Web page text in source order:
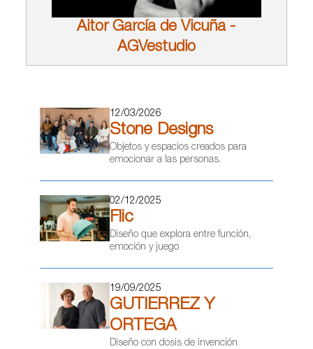
Aitor García de Vicuña -
AGVestudio
12/03/2026
Stone Designs
Objetos y espacios creados para
emocionar a las personas.
02/12/2025
Flic
Diseño que explora entre función,
emoción y juego
19/09/2025
GUTIERREZ Y
ORTEGA
Diseño con dosis de invención